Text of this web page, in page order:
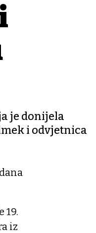
je donijela
i odvjetnica
19.
iz